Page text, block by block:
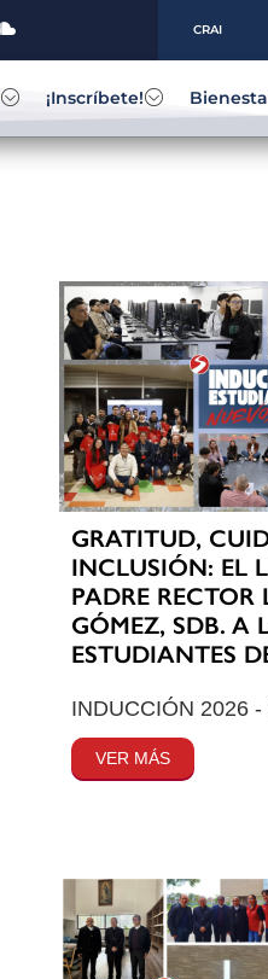
CRAI
¡Inscríbete!
GRATITUD,
INCLUSIÓN: EL
PADRE
GÓMEZ, SDB. A
ESTUDIANTES
INDUCCIÓN 2026 -
VER MÁS